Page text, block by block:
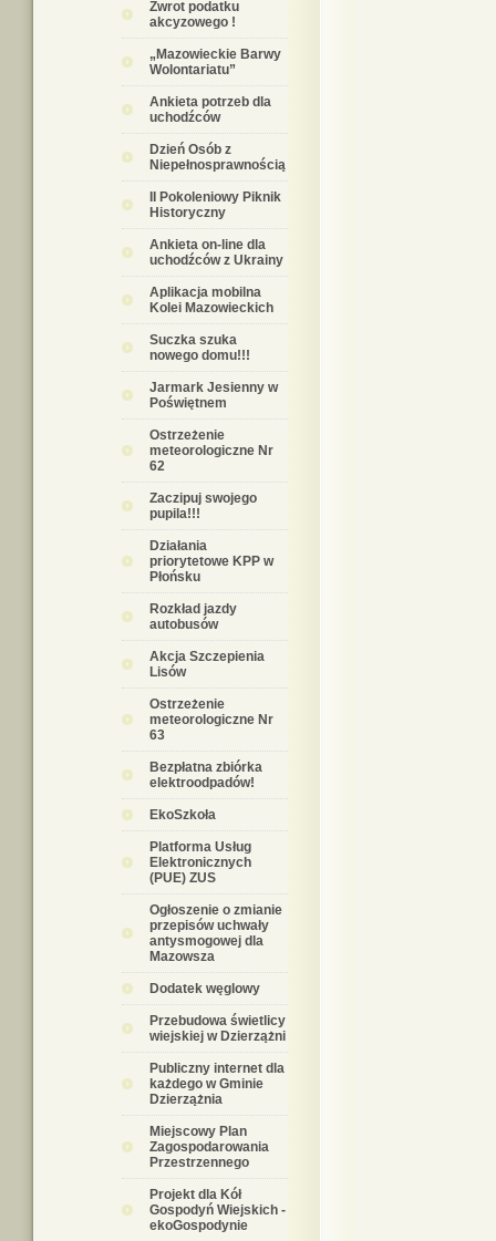
Zwrot podatku
akcyzowego !
„Mazowieckie Barwy
Wolontariatu”
Ankieta potrzeb dla
uchodźców
Dzień Osób z
Niepełnosprawnością
II Pokoleniowy Piknik
Historyczny
Ankieta on-line dla
uchodźców z Ukrainy
Aplikacja mobilna
Kolei Mazowieckich
Suczka szuka
nowego domu!!!
Jarmark Jesienny w
Poświętnem
Ostrzeżenie
meteorologiczne Nr
62
Zaczipuj swojego
pupila!!!
Działania
priorytetowe KPP w
Płońsku
Rozkład jazdy
autobusów
Akcja Szczepienia
Lisów
Ostrzeżenie
meteorologiczne Nr
63
Bezpłatna zbiórka
elektroodpadów!
EkoSzkoła
Platforma Usług
Elektronicznych
(PUE) ZUS
Ogłoszenie o zmianie
przepisów uchwały
antysmogowej dla
Mazowsza
Dodatek węglowy
Przebudowa świetlicy
wiejskiej w Dzierzążni
Publiczny internet dla
każdego w Gminie
Dzierzążnia
Miejscowy Plan
Zagospodarowania
Przestrzennego
Projekt dla Kół
Gospodyń Wiejskich -
ekoGospodynie